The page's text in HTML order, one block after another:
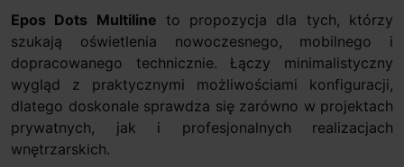
Epos Dots Multiline to propozycja dla tych, którzy
szukają oświetlenia nowoczesnego, mobilnego i
dopracowanego technicznie. Łączy minimalistyczny
wygląd z praktycznymi możliwościami konfiguracji,
dlatego doskonale sprawdza się zarówno w projektach
prywatnych, jak i profesjonalnych realizacjach
wnętrzarskich.